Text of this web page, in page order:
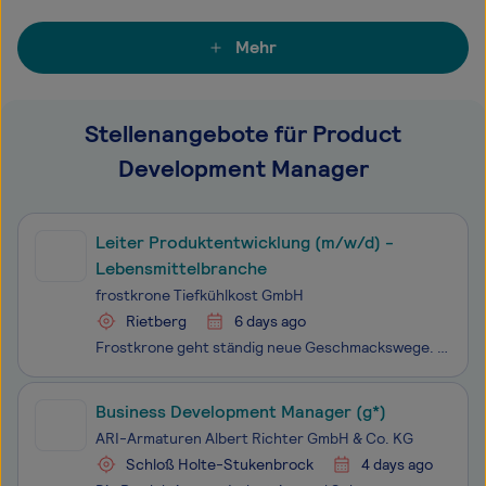
Mehr
Stellenangebote für Product
Development Manager
Leiter Produktentwicklung (m/w/d) -
Lebensmittelbranche
frostkrone Tiefkühlkost GmbH
Rietberg
6 days ago
Frostkrone geht ständig neue Geschmackswege. Seit 1997 liefern wir krosses Fingerfood, mittlerweile weit über Europas Grenzen hinaus bis in die USA. Innovative Ideen und modernste Technologien machen uns so unwiderstehlich. Auch als Arbeitsgeber. Aber unsere Latte in Sachen Qualität liegt hoch. Nich
Business Development Manager (g*)
ARI-Armaturen Albert Richter GmbH & Co. KG
Schloß Holte-Stukenbrock
4 days ago